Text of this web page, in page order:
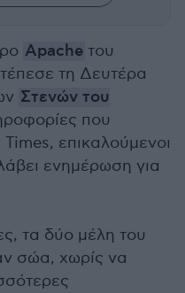
Apache του
τη Δευτέρα
Στενών του
που
επικαλούμενοι
ενημέρωση για
τα δύο μέλη του
σώα, χωρίς να